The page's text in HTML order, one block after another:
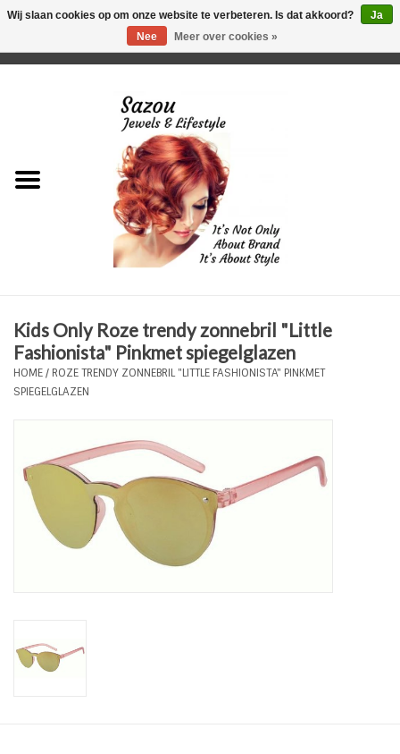
Just for Him
Plus Size Sieraden
Enkelbandjes
Haaraccesoires
Zonnebrillen
Kids Only Roze trendy zonnebril "Little
Fashionista" Pinkmet spiegelglazen
HOME/ ROZE TRENDY ZONNEBRIL "LITTLE FASHIONISTA" PINKMET
SPIEGELGLAZEN
Wij slaan cookies op om onze website te verbeteren. Is dat akkoord?
Ja
Nee
Meer over cookies »